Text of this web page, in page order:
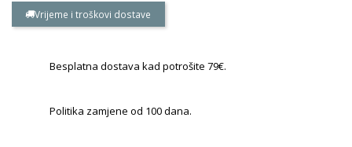
Vrijeme i troškovi dostave
Besplatna dostava kad potrošite 79€.
Politika zamjene od 100 dana.